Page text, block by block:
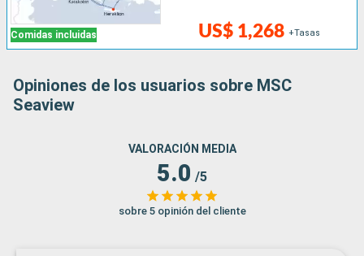
Comidas incluidas US$ 1,268 +Tasas
Opiniones de los usuarios sobre MSC
Seaview
VALORACIÓN MEDIA
5.0 /5
sobre 5 opinión del cliente